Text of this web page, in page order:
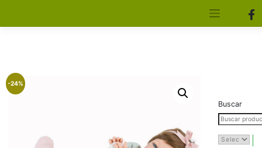
-24%
Buscar